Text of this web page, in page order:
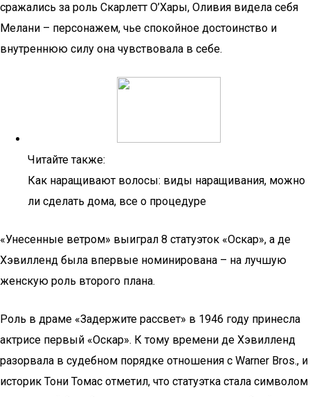
сражались за роль Скарлетт О’Хары, Оливия видела себя
Мелани – персонажем, чье спокойное достоинство и
внутреннюю силу она чувствовала в себе.
Читайте также:
Как наращивают волосы: виды наращивания, можно
ли сделать дома, все о процедуре
«Унесенные ветром» выиграл 8 статуэток «Оскар», а де
Хэвилленд была впервые номинирована – на лучшую
женскую роль второго плана.
Роль в драме «Задержите рассвет» в 1946 году принесла
актрисе первый «Оскар». К тому времени де Хэвилленд
разорвала в судебном порядке отношения с Warner Bros., и
историк Тони Томас отметил, что статуэтка стала символом